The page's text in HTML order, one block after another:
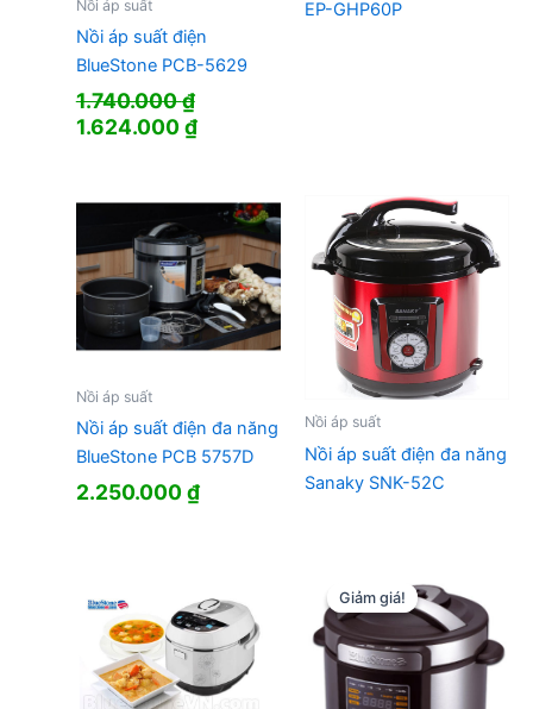
Nồi áp suất
Nồi áp suất điện
BlueStone PCB-5629
1.740.000₫
Giá
1.740.000 ₫.
1.624.000₫Giá
là:
1.624.000 ₫.
EP-GHP60P
Nồi áp suất
Nồi áp suất điện đa năng
BlueStone PCB 5757D
2.250.000₫
Nồi áp suất
Nồi áp suất điện đa năng
Sanaky SNK-52C
Giảm giá!
Giảm giá!